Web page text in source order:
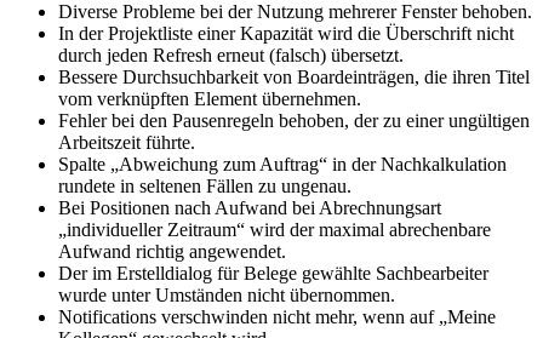
Diverse Probleme bei der Nutzung mehrerer Fenster behoben.
In der Projektliste einer Kapazität wird die Überschrift nicht
durch jeden Refresh erneut (falsch) übersetzt.
Bessere Durchsuchbarkeit von Boardeinträgen, die ihren Titel
vom verknüpften Element übernehmen.
Fehler bei den Pausenregeln behoben, der zu einer ungültigen
Arbeitszeit führte.
Spalte „Abweichung zum Auftrag“ in der Nachkalkulation
rundete in seltenen Fällen zu ungenau.
Bei Positionen nach Aufwand bei Abrechnungsart
„individueller Zeitraum“ wird der maximal abrechenbare
Aufwand richtig angewendet.
Der im Erstelldialog für Belege gewählte Sachbearbeiter
wurde unter Umständen nicht übernommen.
Notifications verschwinden nicht mehr, wenn auf „Meine